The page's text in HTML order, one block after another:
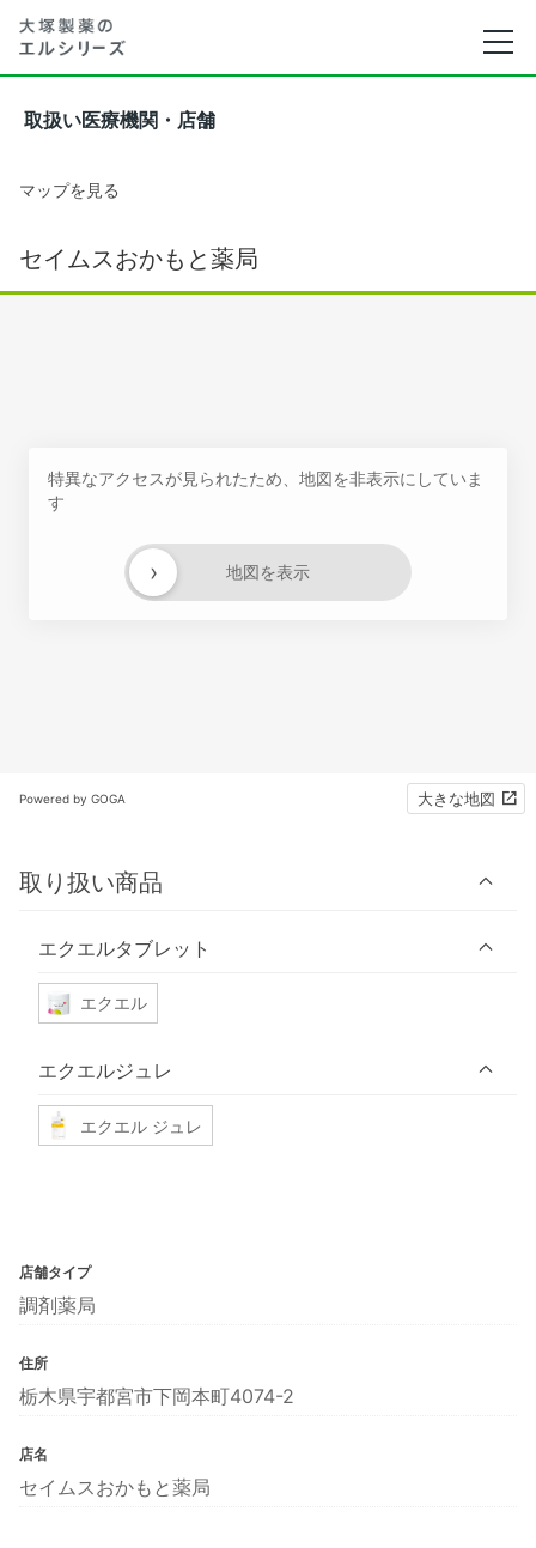
取扱い医療機関・店舗
マップを見る
セイムスおかもと薬局
特異なアクセスが見られたため、地図を非表示にしていま
す
地図を表示
›
Powered by GOGA 大きな地図
取り扱い商品
エクエルタブレット
エクエル
エクエルジュレ
エクエル ジュレ
店舗タイプ
調剤薬局
住所
栃木県宇都宮市下岡本町4074-2
店名
セイムスおかもと薬局